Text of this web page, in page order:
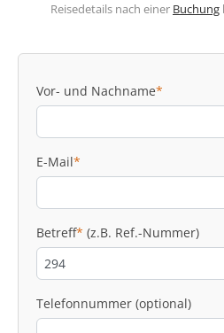
Reisedetails nach einer Buchung
Vor- und Nachname*
E-Mail*
Betreff* (z.B. Ref.-Nummer)
Telefonnummer (optional)